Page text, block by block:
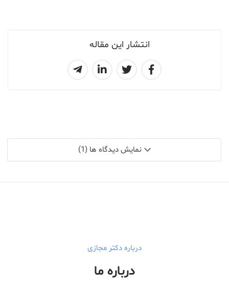
انتشار این مقاله
نمایش دیدگاه ها (1)
درباره دکتر مجازی
درباره ما